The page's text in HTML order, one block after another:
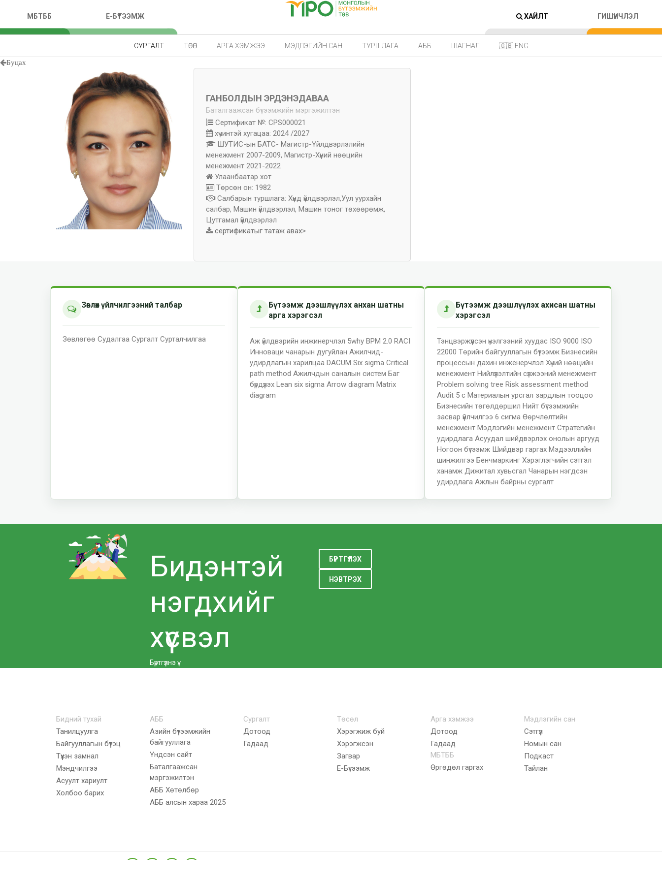
МБТББ E-БҮТЭЭМЖ ХАЙЛТ ГИШҮҮНЧЛЭЛ
СУРГАЛТ ТӨСӨЛ АРГА ХЭМЖЭЭ МЭДЛЭГИЙН САН ТУРШЛАГА АББ ШАГНАЛ 🇬🇧 ENG
Буцах
ГАНБОЛДЫН ЭРДЭНЭДАВАА
Баталгаажсан бүтээмжийн мэргэжилтэн
Сертификат №: CPS000021
хүчинтэй хугацаа: 2024 /2027
ШУТИС-ын БАТС- Магистр-Үйлдвэрлэлийн
менежмент 2007-2009, Магистр-Хүний нөөцийн
менежмент 2021-2022
Улаанбаатар хот
Төрсөн он: 1982
Салбарын туршлага: Хүнд үйлдвэрлэл,Уул уурхайн
салбар, Машин үйлдвэрлэл, Машин тоног төхөөрөмж,
Цутгамал үйлдвэрлэл
сертификатыг татаж авах>
Зөвлөх үйлчилгээний талбар
Зөвлөгөө Судалгаа Сургалт Сурталчилгаа
Бүтээмж дээшлүүлэх анхан шатны
арга хэрэгсэл
Аж үйлдвэрийн инжинерчлэл 5why BPM 2.0 RACI
Инноваци чанарын дугуйлан Ажилчид-
удирдлагын харилцаа DACUM Six sigma Critical
path method Ажилчдын саналын систем Баг
бүрдүүлэх Lean six sigma Arrow diagram Matrix
diagram
Бүтээмж дээшлүүлэх ахисан шатны
хэрэгсэл
Тэнцвэржүүлсэн үнэлгээний хуудас ISO 9000 ISO
22000 Төрийн байгууллагын бүтээмж Бизнесийн
процессын дахин инженерчлэл Хүний нөөцийн
менежмент Нийлүүлэлтийн сүлжээний менежмент
Problem solving tree Risk assessment method
Audit 5 c Материалын урсгал зардлын тооцоо
Бизнесийн төгөлдөршил Нийт бүтээмжийн
засвар үйлчилгээ 6 сигма Өөрчлөлтийн
менежмент Мэдлэгийн менежмент Стратегийн
удирдлага Асуудал шийдвэрлэх онолын аргууд
Ногоон бүтээмж Шийдвэр гаргах Мэдээллийн
шинжилгээ Бенчмаркинг Хэрэглэгчийн сэтгэл
ханамж Дижитал хувьсгал Чанарын нэгдсэн
удирдлага Ажлын байрны сургалт
Бидэнтэй
нэгдхийг
хүсвэл
Бүртгүүлнэ үү.
БҮРТГҮҮЛЭХ
НЭВТРЭХ
Бидний тухай
Танилцуулга
Байгууллагын бүтэц
Түүхэн замнал
Мэндчилгээ
Асуулт хариулт
Холбоо барих
АББ
Азийн бүтээмжийн
байгууллага
Үндсэн сайт
Баталгаажсан
мэргэжилтэн
АББ Хөтөлбөр
AББ алсын хараа 2025
Сургалт
Дотоод
Гадаад
Төсөл
Хэрэгжиж буй
Хэрэгжсэн
Загвар
E-Бүтээмж
Арга хэмжээ
Дотоод
Гадаад
МБТББ
Өргөдөл гаргах
Мэдлэгийн сан
Сэтгүүл
Номын сан
Подкаст
Тайлан